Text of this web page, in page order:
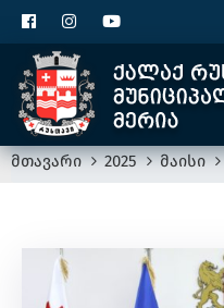
მთავარი 2025 მაისი